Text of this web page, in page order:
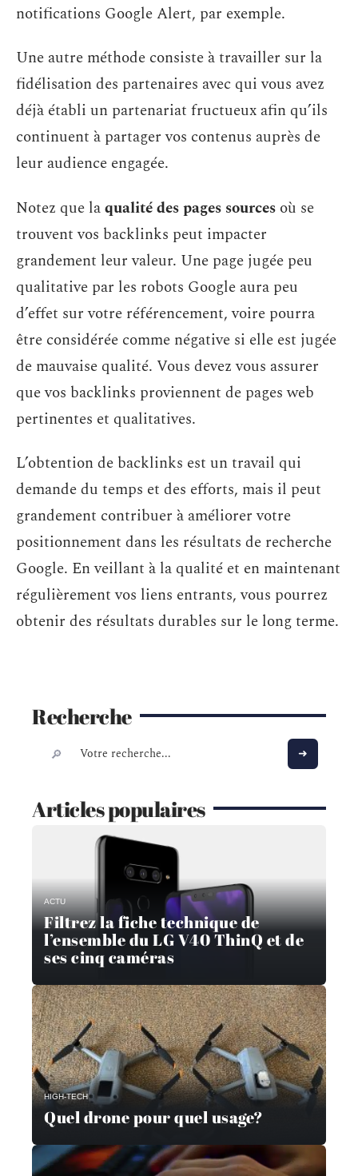
notifications Google Alert, par exemple.
Une autre méthode consiste à travailler sur la
fidélisation des partenaires avec qui vous avez
déjà établi un partenariat fructueux afin qu’ils
continuent à partager vos contenus auprès de
leur audience engagée.
Notez que laqualité des pages sources où se
trouvent vos backlinks peut impacter
grandement leur valeur. Une page jugée peu
qualitative par les robots Google aura peu
d’effet sur votre référencement, voire pourra
être considérée comme négative si elle est jugée
de mauvaise qualité. Vous devez vous assurer
que vos backlinks proviennent de pages web
pertinentes et qualitatives.
L’obtention de backlinks est un travail qui
demande du temps et des efforts, mais il peut
grandement contribuer à améliorer votre
positionnement dans les résultats de recherche
Google. En veillant à la qualité et en maintenant
régulièrement vos liens entrants, vous pourrez
obtenir des résultats durables sur le long terme.
Recherche
Articles populaires
ACTU
Filtrez la fiche technique de
l’ensemble du LG V40 ThinQ et de
ses cinq caméras
HIGH-TECH
Quel drone pour quel usage?